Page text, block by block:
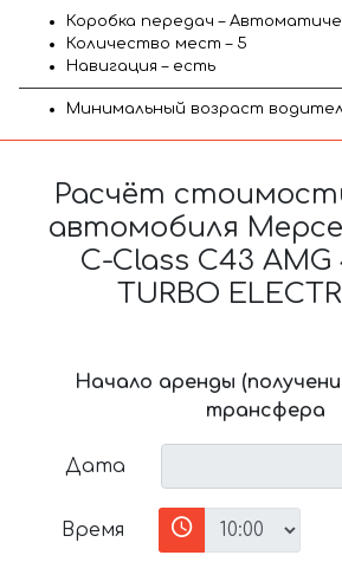
Коробка передач –
Количество мест – 5
Навигация – есть
Минимальный возраст
Расчёт
автомобиля
C-Class C43 AMG
TURBO
Начало аренды
трансфера
Дата
Время